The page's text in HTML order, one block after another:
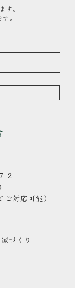
す。
。
2
対応可能）
づくり